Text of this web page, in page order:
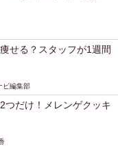
せる？スタッフが1週間
ビ編集部
だけ！メレンゲクッキ